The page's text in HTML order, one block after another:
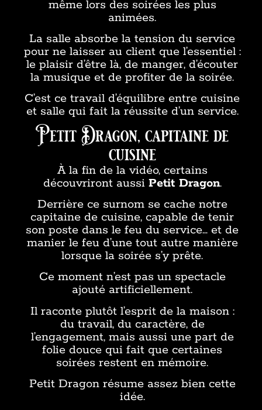
même lors des soirées les plus
animées.
La salle absorbe la tension du service
pour ne laisser au client que l’essentiel :
le plaisir d’être là, de manger, d’écouter
la musique et de profiter de la soirée.
C’est ce travail d’équilibre entre cuisine
et salle qui fait la réussite d’un service.
Petit Dragon, capitaine de
cuisine
À la fin de la vidéo, certains
découvriront aussi Petit Dragon.
Derrière ce surnom se cache notre
capitaine de cuisine, capable de tenir
son poste dans le feu du service… et de
manier le feu d’une tout autre manière
lorsque la soirée s’y prête.
Ce moment n’est pas un spectacle
ajouté artificiellement.
Il raconte plutôt l’esprit de la maison :
du travail, du caractère, de
l’engagement, mais aussi une part de
folie douce qui fait que certaines
soirées restent en mémoire.
Petit Dragon résume assez bien cette
idée.